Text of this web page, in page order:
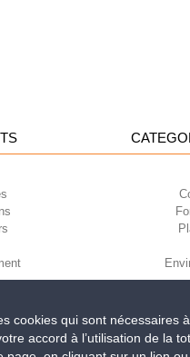
S.p.A.| Via Martiri della
cookies qui sont
accord à l’utilisation de la